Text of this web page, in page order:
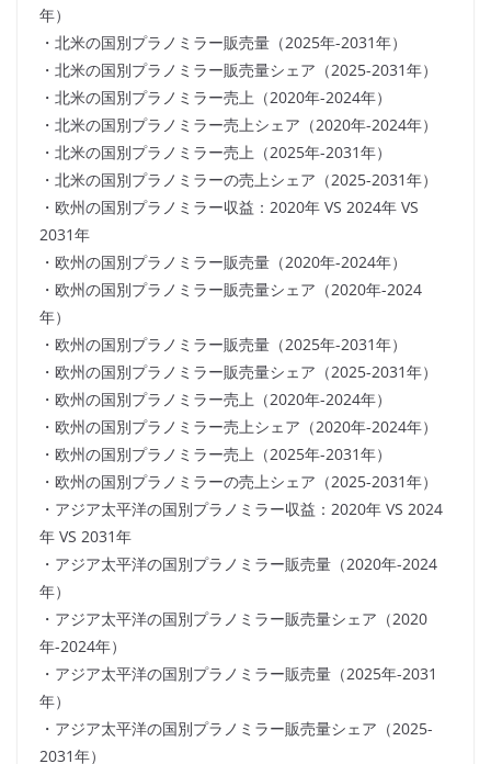
年）
・北米の国別プラノミラー販売量（2025年-2031年）
・北米の国別プラノミラー販売量シェア（2025-2031年）
・北米の国別プラノミラー売上（2020年-2024年）
・北米の国別プラノミラー売上シェア（2020年-2024年）
・北米の国別プラノミラー売上（2025年-2031年）
・北米の国別プラノミラーの売上シェア（2025-2031年）
・欧州の国別プラノミラー収益：2020年 VS 2024年 VS
2031年
・欧州の国別プラノミラー販売量（2020年-2024年）
・欧州の国別プラノミラー販売量シェア（2020年-2024
年）
・欧州の国別プラノミラー販売量（2025年-2031年）
・欧州の国別プラノミラー販売量シェア（2025-2031年）
・欧州の国別プラノミラー売上（2020年-2024年）
・欧州の国別プラノミラー売上シェア（2020年-2024年）
・欧州の国別プラノミラー売上（2025年-2031年）
・欧州の国別プラノミラーの売上シェア（2025-2031年）
・アジア太平洋の国別プラノミラー収益：2020年 VS 2024
年 VS 2031年
・アジア太平洋の国別プラノミラー販売量（2020年-2024
年）
・アジア太平洋の国別プラノミラー販売量シェア（2020
年-2024年）
・アジア太平洋の国別プラノミラー販売量（2025年-2031
年）
・アジア太平洋の国別プラノミラー販売量シェア（2025-
2031年）